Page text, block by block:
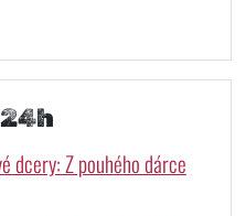
dcery: Z pouhého dárce